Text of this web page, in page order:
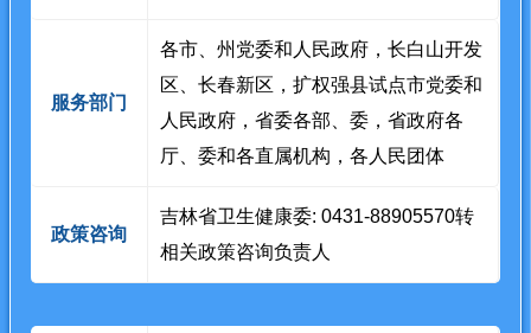
服务部门
各市、州党委和人民政府，长白山开发
区、长春新区，扩权强县试点市党委和
人民政府，省委各部、委，省政府各
厅、委和各直属机构，各人民团体
政策咨询
吉林省卫生健康委: 0431-88905570转
相关政策咨询负责人